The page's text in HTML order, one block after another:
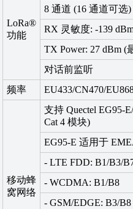
LoRa®
功能
8 通道 (16 通道可选)
RX 灵敏度: -139
TX Power: 27 dBm (
对话前监听
频率
EU433/CN470/
移动蜂
窝网络
支持 Quectel EG95-
Cat 4 模块)
EG95-E 适用于
- LTE FDD: B1/B3/
- WCDMA: B1/B8
- GSM/EDGE: B3/B8